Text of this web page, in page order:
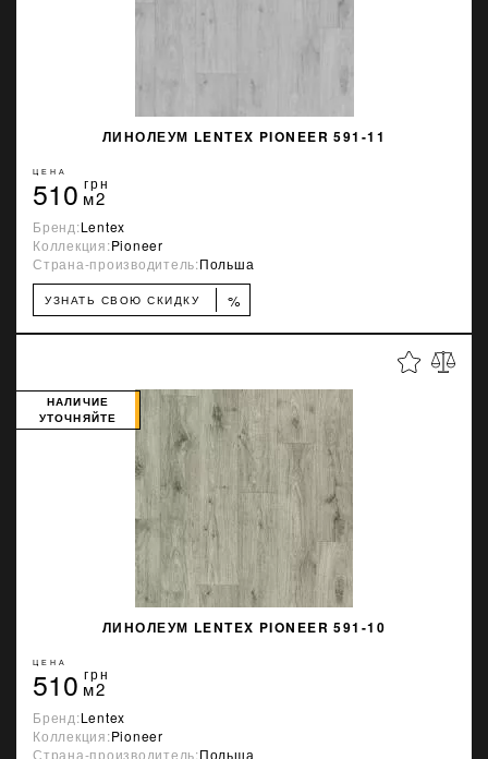
ЛИНОЛЕУМ LENTEX PIONEER 591-11
ЦЕНА
510 грн
м2
Бренд:Lentex
Коллекция:Pioneer
Страна-производитель:Польша
УЗНАТЬ СВОЮ СКИДКУ %
ЛИНОЛЕУМ LENTEX PIONEER 591-10
НАЛИЧИЕ
УТОЧНЯЙТЕ
ЦЕНА
510 грн
м2
Бренд:Lentex
Коллекция:Pioneer
Страна-производитель:Польша